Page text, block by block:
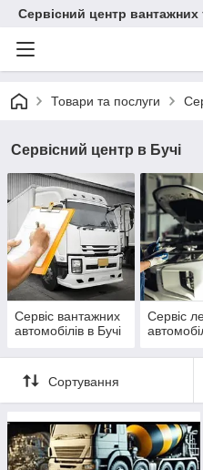
Сервісний центр
Товари та послуги
Сервісний центр в Бучі
Сервіс вантажних
автомобілів в Бучі
Сервіс
Сортування